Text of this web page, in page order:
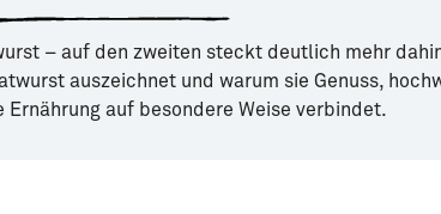
– auf den zweiten steckt deutlich mehr
auszeichnet und warum sie Genuss,
Ernährung auf besondere Weise verbindet.